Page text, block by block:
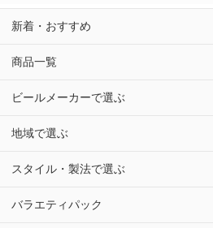
新着・おすすめ
商品一覧
ビールメーカーで選ぶ
地域で選ぶ
スタイル・製法で選ぶ
バラエティパック